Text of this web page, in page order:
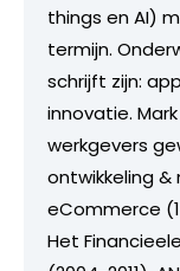
things en AI)
termijn.
schrijft zijn:
innovatie.
werkgevers
ontwikkeling &
eCommerce
Het